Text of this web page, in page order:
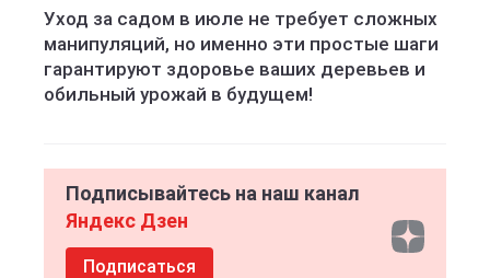
Уход за садом в июле не требует сложных
манипуляций, но именно эти простые шаги
гарантируют здоровье ваших деревьев и
обильный урожай в будущем!
Подписывайтесь на наш канал
Яндекс Дзен
Подписаться